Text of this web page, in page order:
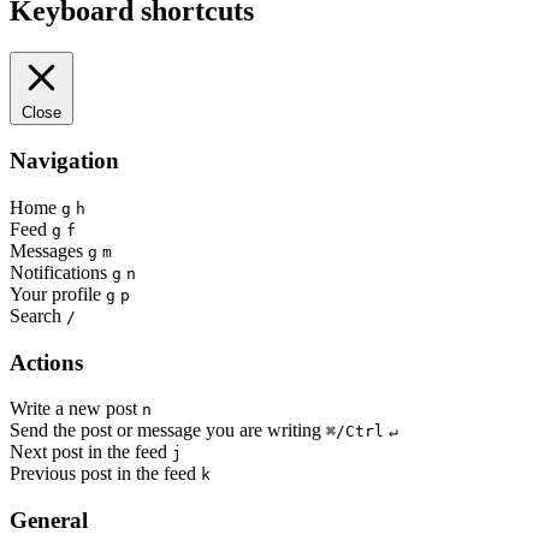
Keyboard shortcuts
Close
Navigation
Home g h
Feed g f
Messages g m
Notifications g n
Your profile g p
Search /
Actions
Write a new post n
Send the post or message you are writing ⌘/Ctrl ↵
Next post in the feed j
Previous post in the feed k
General